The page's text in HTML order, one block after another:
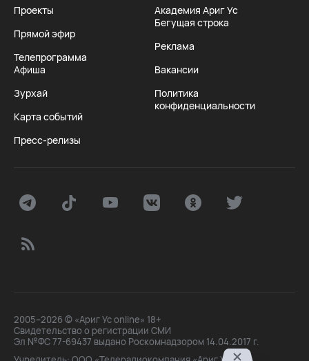
Проекты
Прямой эфир
Телепрограмма
Афиша
Зурхай
Карта событий
Пресс-релизы
Академия Ариг Ус
Бегущая строка
Реклама
Вакансии
Политика
конфиденциальности
2005–2026 © «Ариг Ус online» 18+
Свидетельство о регистрации СМИ
Эл №ФС 77-69437 выдано Роскомнадзором 14.04.2017 г.